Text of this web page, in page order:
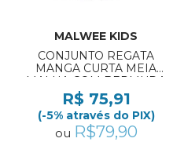
MALWEE KIDS
CONJUNTO REGATA
MANGA CURTA MEIA
MALHA COM BERMUDA
MALWEE KIDS
REF:1000139117 4/8
R$ 75,91
(-5% através do PIX)
ou R$79,90